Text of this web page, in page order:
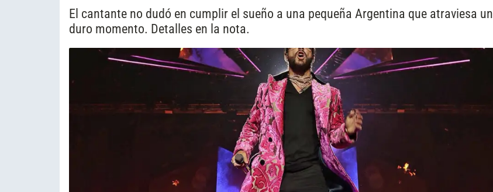
El cantante no dudó en cumplir el sueño a una pequeña Argentina que atraviesa un
duro momento. Detalles en la nota.